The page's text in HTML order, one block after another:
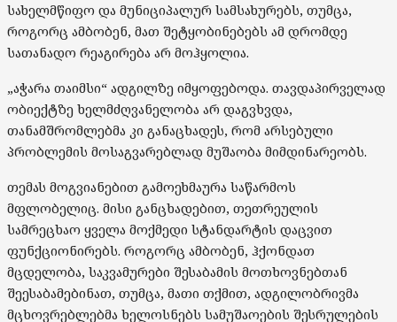
სახელმწიფო და მუნიციპალურ სამსახურებს, თუმცა,
როგორც ამბობენ, მათ შეტყობინებებს ამ დრომდე
სათანადო რეაგირება არ მოჰყოლია.
„აჭარა თაიმსი“ ადგილზე იმყოფებოდა. თავდაპირველად
ობიექტზე ხელმძღვანელობა არ დაგვხვდა,
თანამშრომლებმა კი განაცხადეს, რომ არსებული
პრობლემის მოსაგვარებლად მუშაობა მიმდინარეობს.
თემას მოგვიანებით გამოეხმაურა საწარმოს
მფლობელიც. მისი განცხადებით, თეთრეულის
სამრეცხაო ყველა მოქმედი სტანდარტის დაცვით
ფუნქციონირებს. როგორც ამბობენ, ჰქონდათ
მცდელობა, საკვამურები შესაბამის მოთხოვნებთან
შეესაბამებინათ, თუმცა, მათი თქმით, ადგილობრივმა
მცხოვრებლებმა ხელოსნებს სამუშაოების შესრულების